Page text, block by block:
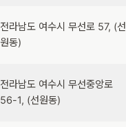
전라남도 여수시 무선로 57, (선
원동)
전라남도 여수시 무선중앙로
56-1, (선원동)